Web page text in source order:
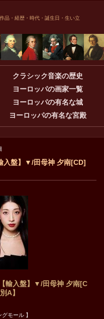
品・経歴・時代・誕生日・生い立
クラシック音楽の歴史
ヨーロッパの画家一覧
ヨーロッパの有名な城
ヨーロッパの有名な宮殿
入盤】▼/田母神 夕南[CD]
輸入盤】▼/田母神 夕南[C
A】
モール 】